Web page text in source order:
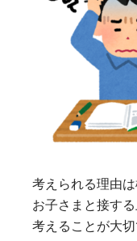
考えられる理由は
お子さまと接す
考えることが大切